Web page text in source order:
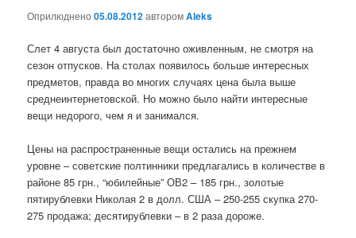
Оприлюднено05.08.2012авторомAleks
Слет 4 августа был достаточно оживленным, не смотря на
сезон отпусков. На столах появилось больше интересных
предметов, правда во многих случаях цена была выше
среднеинтернетовской. Но можно было найти интересные
вещи недорого, чем я и занимался.
Цены на распространенные вещи остались на прежнем
уровне – советские полтинники предлагались в количестве в
районе 85 грн., “юбилейные” ОВ2 – 185 грн., золотые
пятирублевки Николая 2 в долл. США – 250-255 скупка 270-
275 продажа; десятирублевки – в 2 раза дороже.